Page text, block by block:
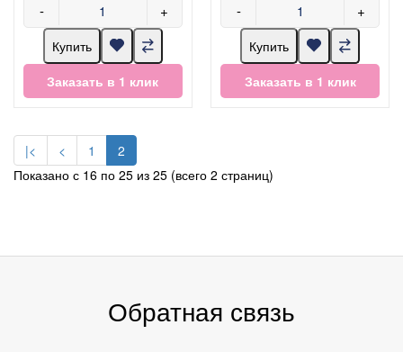
- +
Купить
Заказать в 1 клик
- +
Купить
Заказать в 1 клик
|< < 1
2
Показано с 16 по 25 из 25 (всего 2 страниц)
Обратная связь